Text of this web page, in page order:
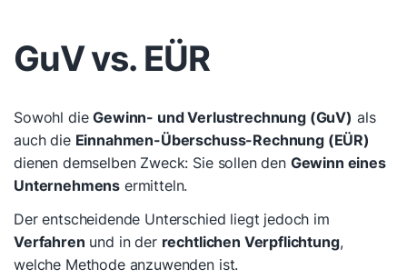
GuV vs. EÜR
Sowohl dieGewinn- und Verlustrechnung (GuV) als
auch die Einnahmen-Überschuss-Rechnung (EÜR)
dienen demselben Zweck: Sie sollen den Gewinn eines
Unternehmens ermitteln.
Der entscheidende Unterschied liegt jedoch im
Verfahren und in der rechtlichen Verpflichtung,
welche Methode anzuwenden ist.